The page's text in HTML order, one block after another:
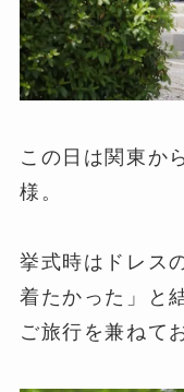
この日は関東か
様。
挙式時はドレス
着たかった」と
ご旅行を兼ねて